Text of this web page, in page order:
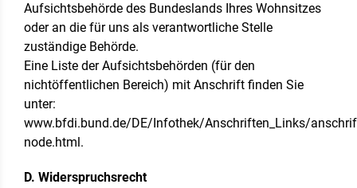
Aufsichtsbehörde des Bundeslands Ihres Wohnsitzes
oder an die für uns als verantwortliche Stelle
zuständige Behörde.
Eine Liste der Aufsichtsbehörden (für den
nichtöffentlichen Bereich) mit Anschrift finden Sie
unter:
www.bfdi.bund.de/DE/Infothek/Anschriften_Links/
node.html.
D. Widerspruchsrecht